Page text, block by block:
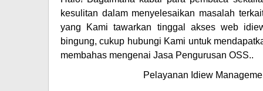
kesulitan dalam menyelesaikan masalah
yang Kami tawarkan tinggal akses web
bingung, cukup hubungi Kami untuk
membahas mengenai Jasa Pengurusan OSS..
Pelayanan Idiew